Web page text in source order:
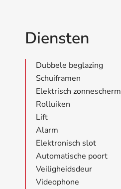
Diensten
Dubbele beglazing
Schuiframen
Elektrisch zonnescherm
Rolluiken
Lift
Alarm
Elektronisch slot
Automatische poort
Veiligheidsdeur
Videophone